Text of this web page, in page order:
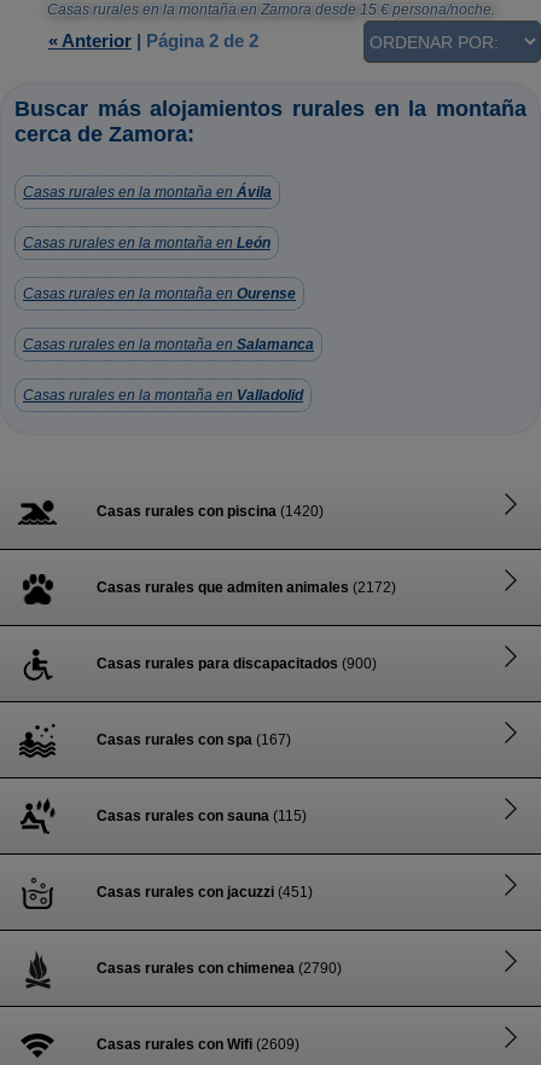
Casas rurales en la montaña en Zamora desde 15€ persona/noche.
« Anterior | Página 2 de 2
Buscar más alojamientos rurales en la montaña
cerca de Zamora:
Casas rurales en la montaña en Ávila
Casas rurales en la montaña en León
Casas rurales en la montaña en Ourense
Casas rurales en la montaña en Salamanca
Casas rurales en la montaña en Valladolid
Casas rurales con piscina (1420)
Casas rurales que admiten animales (2172)
Casas rurales para discapacitados (900)
Casas rurales con spa (167)
Casas rurales con sauna (115)
Casas rurales con jacuzzi (451)
Casas rurales con chimenea (2790)
Casas rurales con Wifi (2609)